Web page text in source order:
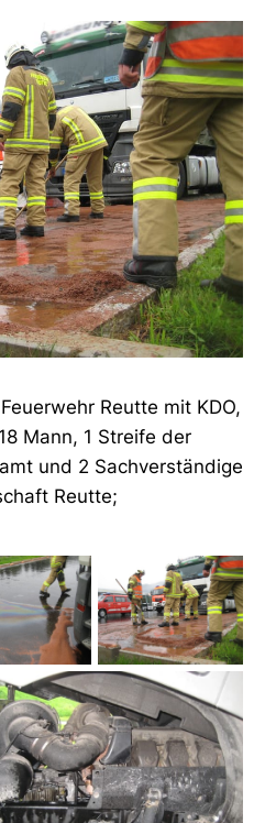
Reutte mit KDO,
Mann, 1 Streife der
und 2 Sachverständige
Reutte;